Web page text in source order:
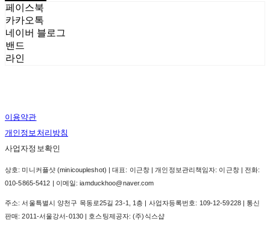
페이스북
카카오톡
네이버 블로그
밴드
라인
이용약관
개인정보처리방침
사업자정보확인
상호: 미니커플샷 (minicoupleshot) | 대표: 이근창 | 개인정보관리책임자: 이근창 | 전화:
010-5865-5412 | 이메일: iamduckhoo@naver.com
주소: 서울특별시 양천구 목동로25길 23-1, 1층 | 사업자등록번호: 109-12-59228| 통신
판매:2011-서울강서-0130 | 호스팅제공자: (주)식스샵